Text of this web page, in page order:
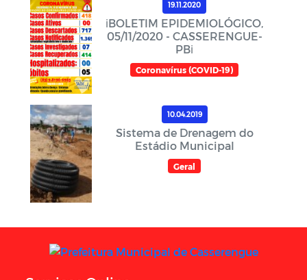
19.11.2020
ℹ️BOLETIM EPIDEMIOLÓGICO,
05/11/2020 - CASSERENGUE-
PBℹ️
Coronavírus (COVID-19)
10.04.2019
Sistema de Drenagem do
Estádio Municipal
Geral